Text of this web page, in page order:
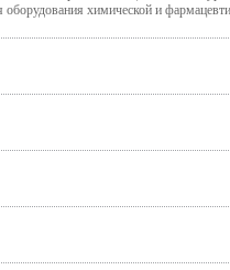
химической и